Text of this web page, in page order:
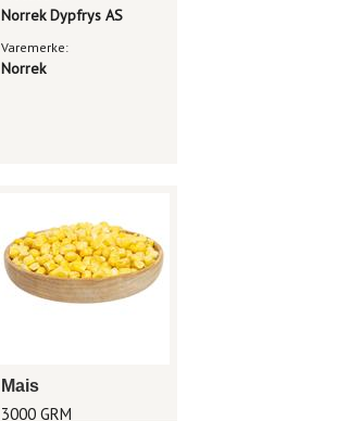
Norrek Dypfrys AS
Varemerke:
Norrek
Mais
3000 GRM